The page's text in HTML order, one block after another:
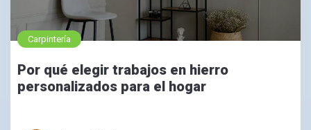
Carpintería
Por qué elegir trabajos en hierro
personalizados para el hogar